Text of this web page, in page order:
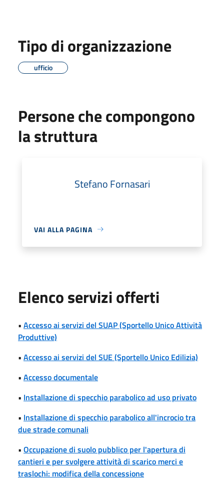
Tipo di organizzazione
ufficio
Persone che compongono
la struttura
Stefano Fornasari
VAI ALLA PAGINA
Elenco servizi offerti
• Accesso ai servizi del SUAP (Sportello Unico Attività
Produttive)
• Accesso ai servizi del SUE (Sportello Unico Edilizia)
• Accesso documentale
• Installazione di specchio parabolico ad uso privato
• Installazione di specchio parabolico all'incrocio tra
due strade comunali
• Occupazione di suolo pubblico per l'apertura di
cantieri e per svolgere attività di scarico merci e
traslochi: modifica della concessione